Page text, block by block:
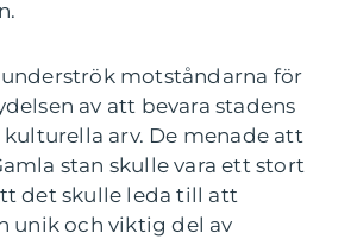
underströk motståndarna för
av att bevara stadens
arv. De menade att
stan skulle vara ett stort
det skulle leda till att
unik och viktig del av